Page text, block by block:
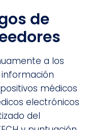
de
a los
médicos
electrónicos
del